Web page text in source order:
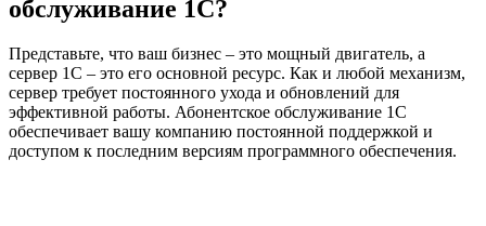
обслуживание 1С?
Представьте, что ваш бизнес – это мощный двигатель, а
сервер 1С – это его основной ресурс. Как и любой механизм,
сервер требует постоянного ухода и обновлений для
эффективной работы. Абонентское обслуживание 1С
обеспечивает вашу компанию постоянной поддержкой и
доступом к последним версиям программного обеспечения.